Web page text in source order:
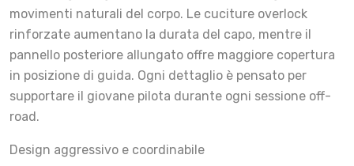
movimenti naturali del corpo. Le cuciture overlock
rinforzate aumentano la durata del capo, mentre il
pannello posteriore allungato offre maggiore copertura
in posizione di guida. Ogni dettaglio è pensato per
supportare il giovane pilota durante ogni sessione off-
road.
Design aggressivo e coordinabile